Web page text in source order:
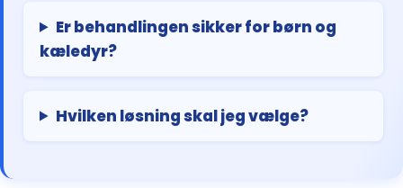
Er behandlingen sikker for børn og
kæledyr?
Hvilken løsning skal jeg vælge?